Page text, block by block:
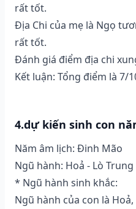
rất tốt.
Địa Chi của mẹ là Ngọ
rất tốt.
Đánh giá điểm địa chi
Kết luận: Tổng điểm là 7/
4.dự kiến sinh con
Năm âm lịch: Đinh Mão
Ngũ hành: Hoả - Lò
* Ngũ hành sinh khắc:
Ngũ hành của con là